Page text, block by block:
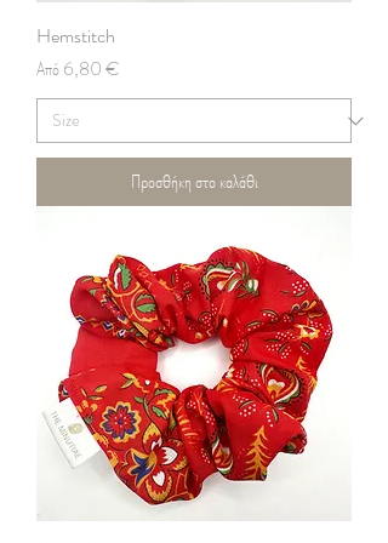
Hemstitch
Από6,80 €
Τιμή Έκπτωσης
Προσθήκη στο καλάθι